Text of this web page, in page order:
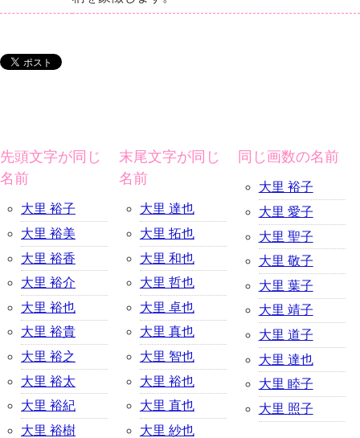
先頭文字が同じ
名前
大里 裕子
大里 裕美
大里 裕香
大里 裕介
大里 裕也
大里 裕貴
大里 裕之
大里 裕太
大里 裕紀
大里 裕樹
末尾文字が同じ
名前
大里 達也
大里 拓也
大里 和也
大里 哲也
大里 卓也
大里 真也
大里 智也
大里 裕也
大里 直也
大里 紗也
同じ画数の名前
大里 裕子
大里 愛子
大里 聖子
大里 敬子
大里 葉子
大里 靖子
大里 道子
大里 達也
大里 睦子
大里 照子